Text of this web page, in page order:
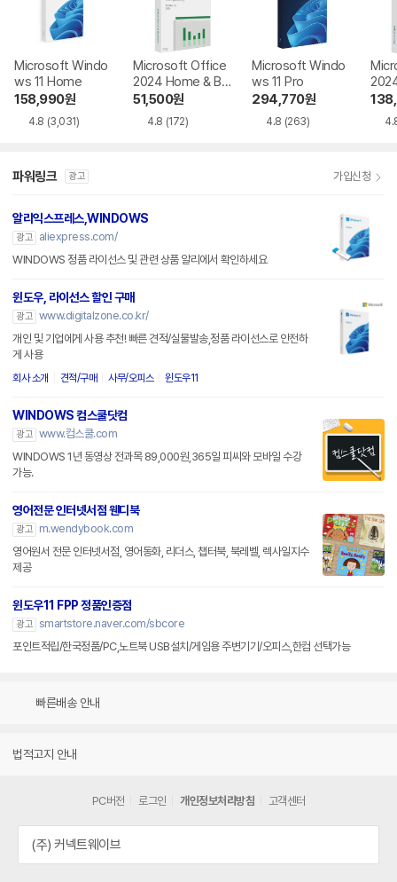
Microsoft Windo
ws 11 Home
158,990원
4.8 (3,031)
Microsoft Office
2024 Home & Bu
siness
51,500원
4.8 (172)
Microsoft Windo
ws 11 Pro
294,770원
4.8 (263)
파워링크 광고 가입신청
알리익스프레스,WINDOWS
광고
aliexpress.com/
WINDOWS 정품 라이선스 및 관련 상품 알리에서 확인하세요
윈도우, 라이선스 할인 구매
광고 www.digitalzone.co.kr/
개인 및 기업에게 사용 추천! 빠른 견적/실물발송,정품 라이선스로 안전하
게 사용
회사 소개 견적/구매 사무/오피스 윈도우11
WINDOWS 컴스쿨닷컴
광고 www.컴스쿨.com
WINDOWS 1년 동영상 전과목 89,000원,365일 피씨와 모바일 수강
가능.
영어전문 인터넷서점 웬디북
광고
m.wendybook.com
영어원서 전문 인터넷서점, 영어동화, 리더스, 챕터북, 북레벨, 렉사일지수
제공
윈도우11 FPP 정품인증점
광고 smartstore.naver.com/sbcore
포인트적립/한국정품/PC,노트북 USB설치/게임용 주변기기/오피스,한컴 선택가능
빠른배송 안내
법적고지 안내
PC버전 로그인 개인정보처리방침 고객센터
(주) 커넥트웨이브